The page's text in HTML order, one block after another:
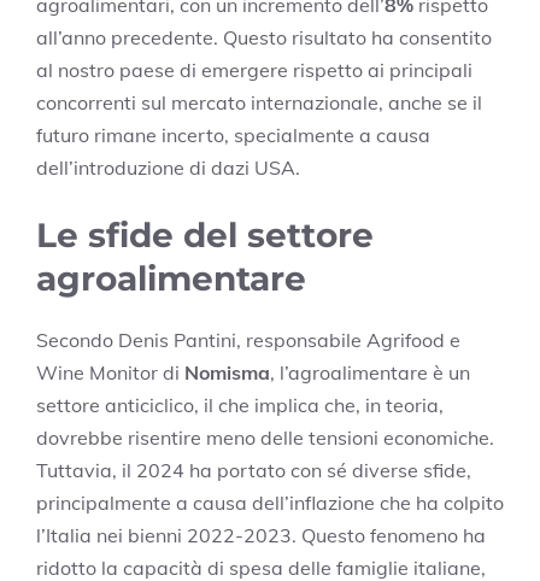
all’anno precedente. Questo risultato ha consentito
al nostro paese di emergere rispetto ai principali
concorrenti sul mercato internazionale, anche se il
futuro rimane incerto, specialmente a causa
dell’introduzione di dazi USA.
Le sfide del settore
agroalimentare
Secondo Denis Pantini, responsabile Agrifood e
Wine Monitor di Nomisma, l’agroalimentare è un
settore anticiclico, il che implica che, in teoria,
dovrebbe risentire meno delle tensioni economiche.
Tuttavia, il 2024 ha portato con sé diverse sfide,
principalmente a causa dell’inflazione che ha colpito
l’Italia nei bienni 2022-2023. Questo fenomeno ha
ridotto la capacità di spesa delle famiglie italiane,